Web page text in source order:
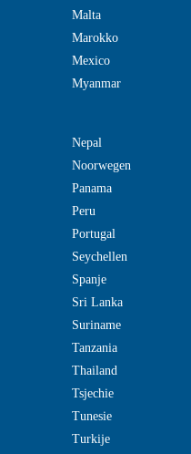
Malta
Marokko
Mexico
Myanmar
Nepal
Noorwegen
Panama
Peru
Portugal
Seychellen
Spanje
Sri Lanka
Suriname
Tanzania
Thailand
Tsjechie
Tunesie
Turkije